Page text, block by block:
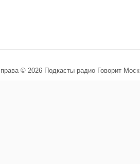
© 2026 Подкасты радио Говорит